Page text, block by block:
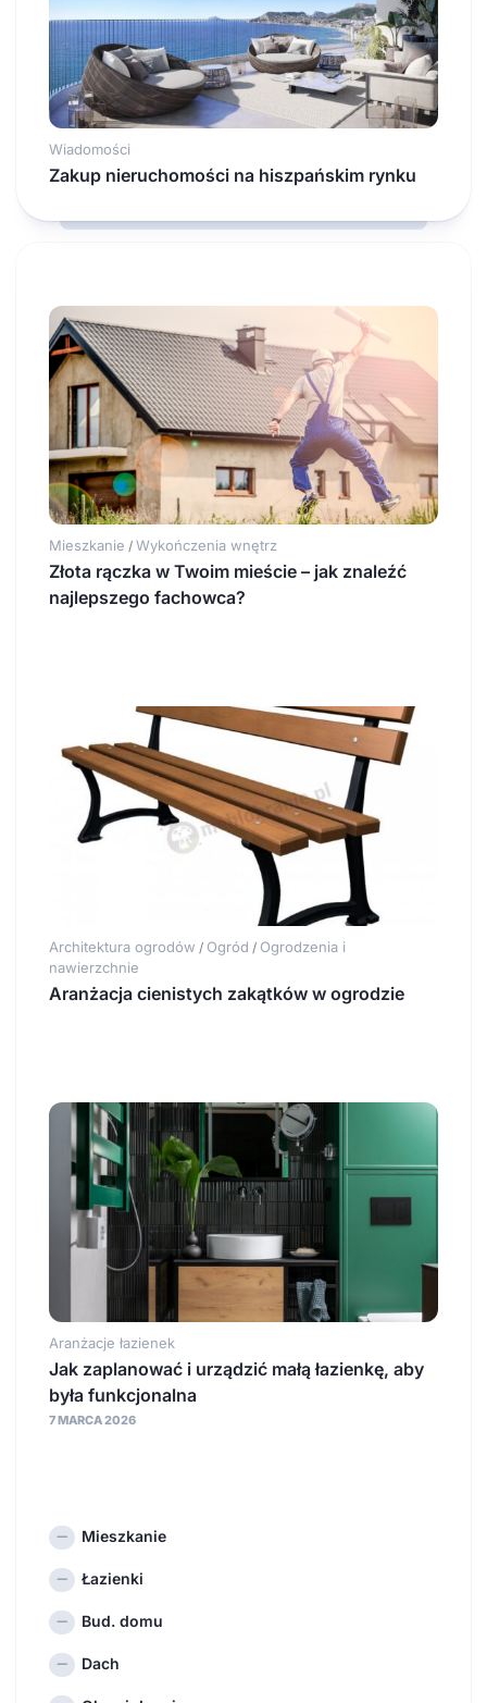
Wiadomości
Zakup nieruchomości na hiszpańskim rynku
Mieszkanie / Wykończenia wnętrz
Złota rączka w Twoim mieście – jak znaleźć
najlepszego fachowca?
Architektura ogrodów / Ogród / Ogrodzenia i
nawierzchnie
Aranżacja cienistych zakątków w ogrodzie
Aranżacje łazienek
Jak zaplanować i urządzić małą łazienkę, aby
była funkcjonalna
7 MARCA 2026
Mieszkanie
Łazienki
Bud. domu
Dach